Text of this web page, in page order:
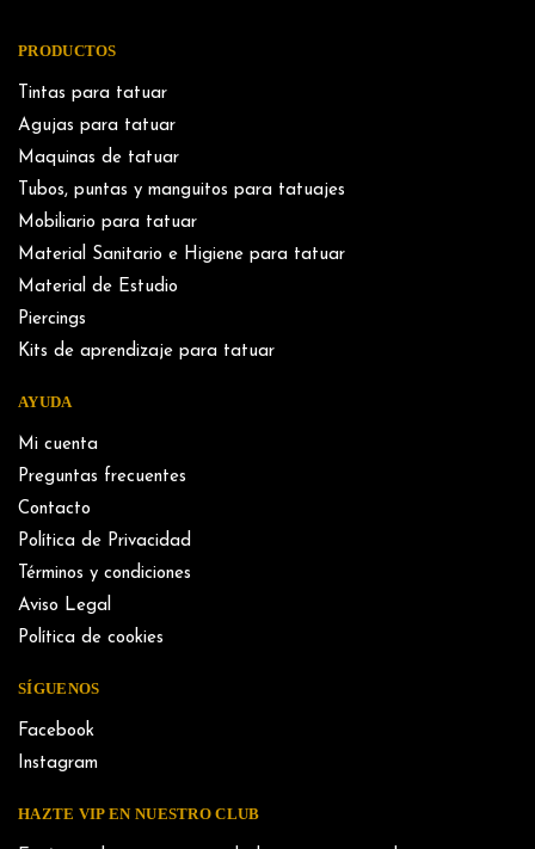
PRODUCTOS
Tintas para tatuar
Agujas para tatuar
Maquinas de tatuar
Tubos, puntas y manguitos para tatuajes
Mobiliario para tatuar
Material Sanitario e Higiene para tatuar
Material de Estudio
Piercings
Kits de aprendizaje para tatuar
AYUDA
Mi cuenta
Preguntas frecuentes
Contacto
Política de Privacidad
Términos y condiciones
Aviso Legal
Política de cookies
SÍGUENOS
Facebook
Instagram
HAZTE VIP EN NUESTRO CLUB